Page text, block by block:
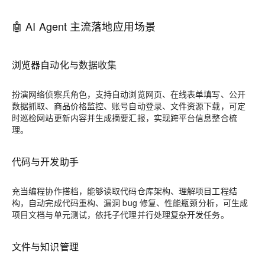
🤖 AI Agent 主流落地应用场景
浏览器自动化与数据收集
扮演网络侦察兵角色，支持自动浏览网页、在线表单填写、公开
数据抓取、商品价格监控、账号自动登录、文件资源下载，可定
时巡检网站更新内容并生成摘要汇报，实现跨平台信息整合梳
理。
代码与开发助手
充当编程协作搭档，能够读取代码仓库架构、理解项目工程结
构，自动完成代码重构、漏洞 bug 修复、性能瓶颈分析，可生成
项目文档与单元测试，依托子代理并行处理复杂开发任务。
文件与知识管理